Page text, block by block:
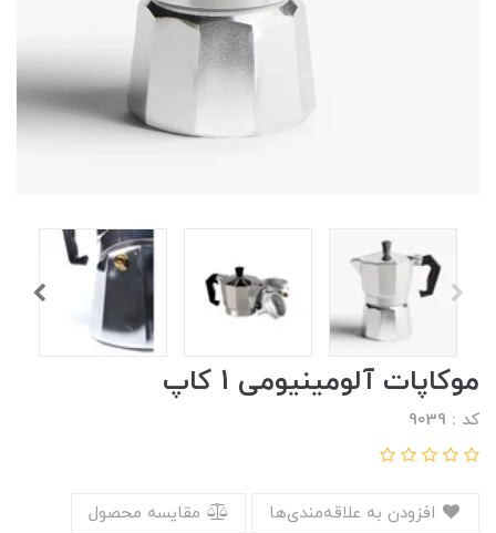
موکاپات آلومینیومی 1 کاپ
کد : 9039
مقایسه محصول